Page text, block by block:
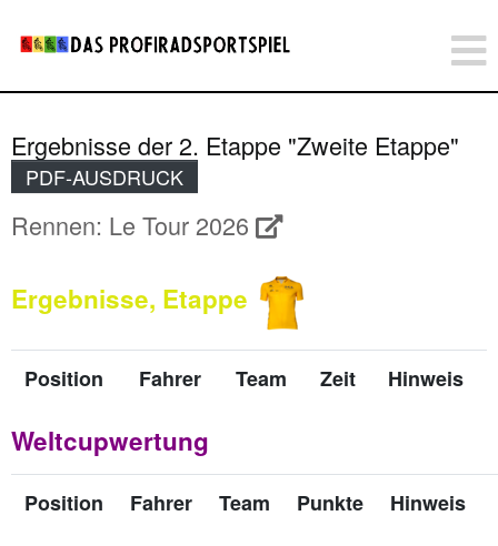
Ergebnisse der 2. Etappe "Zweite Etappe"
PDF-AUSDRUCK
Rennen: Le Tour 2026
Ergebnisse, Etappe
Position Fahrer Team Zeit Hinweis
Weltcupwertung
Position Fahrer Team Punkte Hinweis